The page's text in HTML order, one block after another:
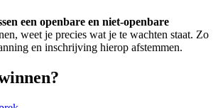
een openbare en niet-openbare
weet je precies wat je te wachten staat. Zo
en inschrijving hierop afstemmen.